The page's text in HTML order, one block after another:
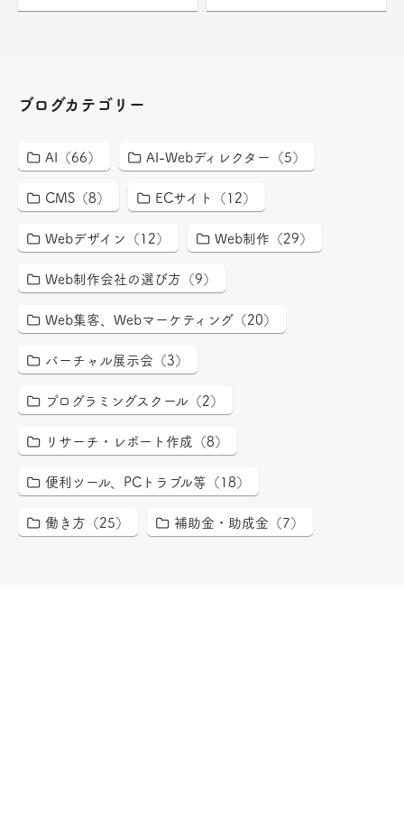
ブログカテゴリー
AI（66） AI-Webディレクター（5）
CMS（8） ECサイト（12）
Webデザイン（12） Web制作（29）
Web制作会社の選び方（9）
Web集客、Webマーケティング（20）
バーチャル展示会（3）
プログラミングスクール（2）
リサーチ・レポート作成（8）
便利ツール、PCトラブル等（18）
働き方（25） 補助金・助成金（7）